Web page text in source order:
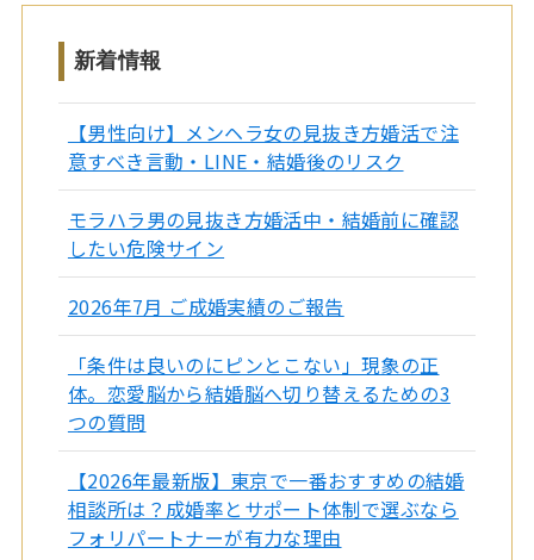
新着情報
【男性向け】メンヘラ女の見抜き方婚活で注
意すべき言動・LINE・結婚後のリスク
モラハラ男の見抜き方婚活中・結婚前に確認
したい危険サイン
2026年7月 ご成婚実績のご報告
「条件は良いのにピンとこない」現象の正
体。恋愛脳から結婚脳へ切り替えるための3
つの質問
【2026年最新版】東京で一番おすすめの結婚
相談所は？成婚率とサポート体制で選ぶなら
フォリパートナーが有力な理由